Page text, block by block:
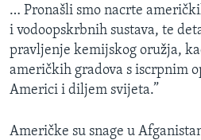
MAGAZIN
O GLASU AMERIKE
Learning English
PRATITE NAS
… Pronašli smo nacrte
i vodoopskrbnih sustava, te
pravljenje kemijskog oružja,
američkih gradova s iscrpnim
Americi i diljem svijeta.”
Američke su snage u